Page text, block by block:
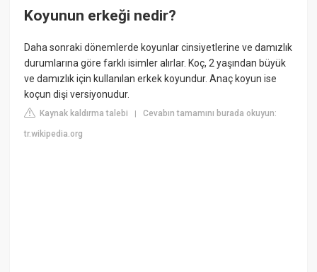
Koyunun erkeği nedir?
Daha sonraki dönemlerde koyunlar cinsiyetlerine ve damızlık
durumlarına göre farklı isimler alırlar. Koç, 2 yaşından büyük
ve damızlık için kullanılan erkek koyundur. Anaç koyun ise
koçun dişi versiyonudur.
Kaynak kaldırma talebi |Cevabın tamamını burada okuyun:
tr.wikipedia.org